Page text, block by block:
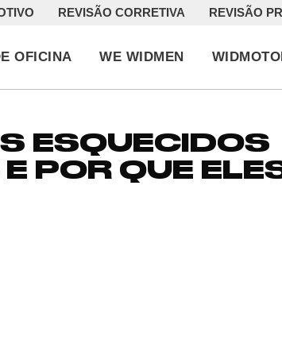
REVISÃO CORRETIVA REVISÃO
OFICINA WE WIDMEN
ESQUECIDOS
POR QUE